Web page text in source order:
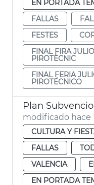
EN PORTADA
FALLAS
FESTES
FINAL FIRA
PIROTÈCNIC
FINAL FERIA
PIROTÉCNICO
modificado hace
CULTURA Y
FALLAS
VALENCIA
EN PORTADA